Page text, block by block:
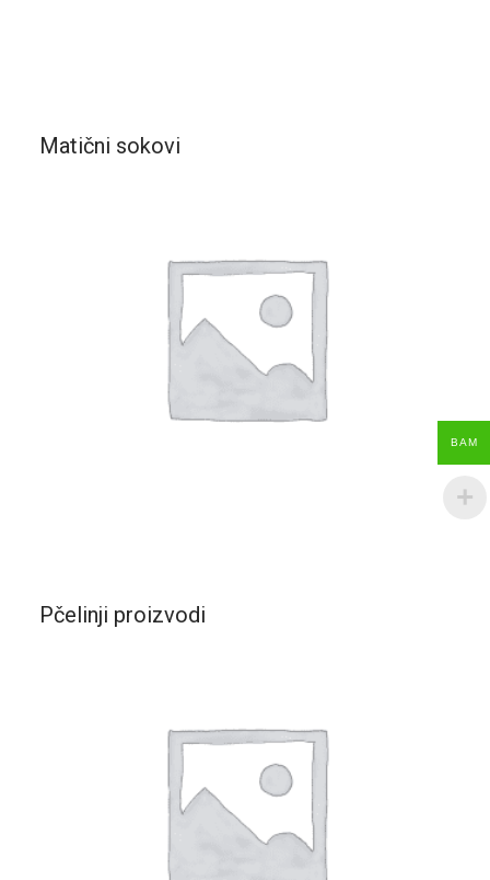
Matični sokovi
Pčelinji proizvodi
BAM